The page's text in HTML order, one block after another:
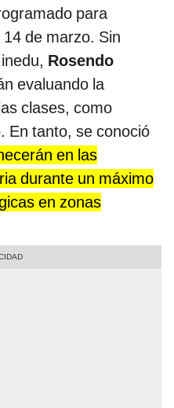
para
de marzo. Sin
Rosendo
evaluando la
clases, como
En tanto, se conoció
en las
durante un máximo
en zonas